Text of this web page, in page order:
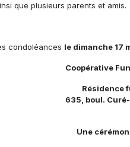
que plusieurs parents et amis.
condoléances le dimanche 17
Coopérative
Résidence
635, boul.
Une